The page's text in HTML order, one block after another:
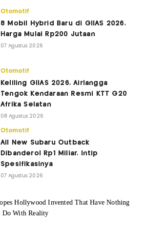
Otomotif
8 Mobil Hybrid Baru di GIIAS 2026,
Harga Mulai Rp200 Jutaan
07 Agustus 2026
Otomotif
Keliling GIIAS 2026, Airlangga
Tengok Kendaraan Resmi KTT G20
Afrika Selatan
08 Agustus 2026
Otomotif
All New Subaru Outback
Dibanderol Rp1 Miliar, Intip
Spesifikasinya
07 Agustus 2026